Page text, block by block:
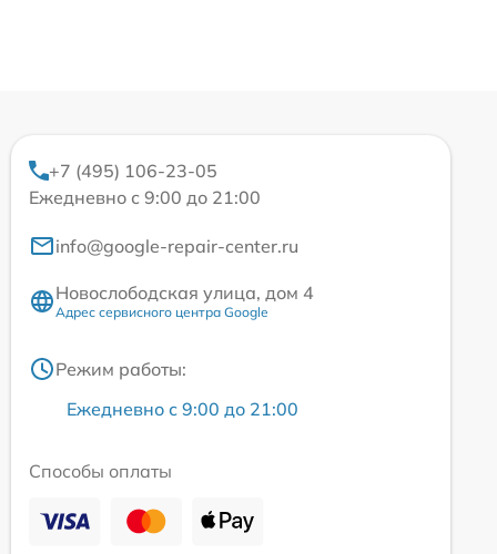
+7 (495) 106-23-05
Ежедневно с 9:00 до 21:00
info@google-repair-center.ru
Новослободская улица, дом 4
Адрес сервисного центра Google
Режим работы:
Ежедневно с 9:00 до 21:00
Способы оплаты